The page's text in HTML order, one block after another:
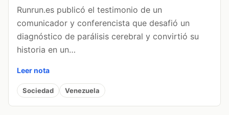
Runrun.es publicó el testimonio de un
comunicador y conferencista que desafió un
diagnóstico de parálisis cerebral y convirtió su
historia en un…
Leer nota
Sociedad Venezuela